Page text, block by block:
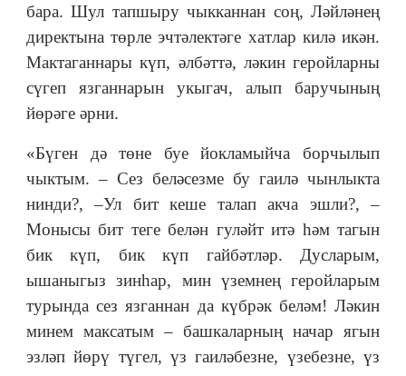
бара. Шул тапшыру чыкканнан соң, Ләйләнең
директына төрле эчтәлектәге хатлар килә икән.
Мактаганнары күп, әлбәттә, ләкин геройларны
сүгеп язганнарын укыгач, алып баручының
йөрәге әрни.
«Бүген дә төне буе йокламыйча борчылып
чыктым. ‒ Сез беләсезме бу гаилә чынлыкта
нинди?, ‒Ул бит кеше талап акча эшли?, ‒
Монысы бит теге белән гуләйт итә һәм тагын
бик күп, бик күп гайбәтләр. Дусларым,
ышаныгыз зинһар, мин үземнең геройларым
турында сез язганнан да күбрәк беләм! Ләкин
минем максатым ‒ башкаларның начар ягын
эзләп йөрү түгел, үз гаиләбезне, үзебезне, үз